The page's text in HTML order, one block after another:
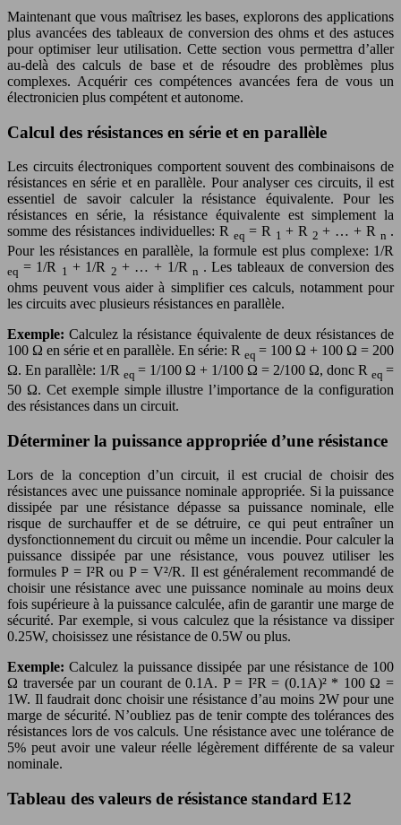
Maintenant que vous maîtrisez les bases, explorons des applications
plus avancées des tableaux de conversion des ohms et des astuces
pour optimiser leur utilisation. Cette section vous permettra d’aller
au-delà des calculs de base et de résoudre des problèmes plus
complexes. Acquérir ces compétences avancées fera de vous un
électronicien plus compétent et autonome.
Calcul des résistances en série et en parallèle
Les circuits électroniques comportent souvent des combinaisons de
résistances en série et en parallèle. Pour analyser ces circuits, il est
essentiel de savoir calculer la résistance équivalente. Pour les
résistances en série, la résistance équivalente est simplement la
somme des résistances individuelles: R eq = R 1 + R 2 + … + R n .
Pour les résistances en parallèle, la formule est plus complexe: 1/R
eq = 1/R 1 + 1/R 2 + … + 1/Rn . Les tableaux de conversion des
ohms peuvent vous aider à simplifier ces calculs, notamment pour
les circuits avec plusieurs résistances en parallèle.
Exemple:Calculez la résistance équivalente de deux résistances de
100 Ω en série et en parallèle. En série: R eq = 100 Ω + 100 Ω = 200
Ω. En parallèle: 1/R eq = 1/100 Ω + 1/100 Ω = 2/100 Ω, donc R eq =
50 Ω. Cet exemple simple illustre l’importance de la configuration
des résistances dans un circuit.
Déterminer la puissance appropriée d’une résistance
Lors de la conception d’un circuit, il est crucial de choisir des
résistances avec une puissance nominale appropriée. Si la puissance
dissipée par une résistance dépasse sa puissance nominale, elle
risque de surchauffer et de se détruire, ce qui peut entraîner un
dysfonctionnement du circuit ou même un incendie. Pour calculer la
puissance dissipée par une résistance, vous pouvez utiliser les
formules P = I²R ou P = V²/R. Il est généralement recommandé de
choisir une résistance avec une puissance nominale au moins deux
fois supérieure à la puissance calculée, afin de garantir une marge de
sécurité. Par exemple, si vous calculez que la résistance va dissiper
0.25W, choisissez une résistance de 0.5W ou plus.
Exemple:Calculez la puissance dissipée par une résistance de 100
Ω traversée par un courant de 0.1A. P = I²R = (0.1A)² * 100 Ω =
1W. Il faudrait donc choisir une résistance d’au moins 2W pour une
marge de sécurité. N’oubliez pas de tenir compte des tolérances des
résistances lors de vos calculs. Une résistance avec une tolérance de
5% peut avoir une valeur réelle légèrement différente de sa valeur
nominale.
Tableau des valeurs de résistance standard E12